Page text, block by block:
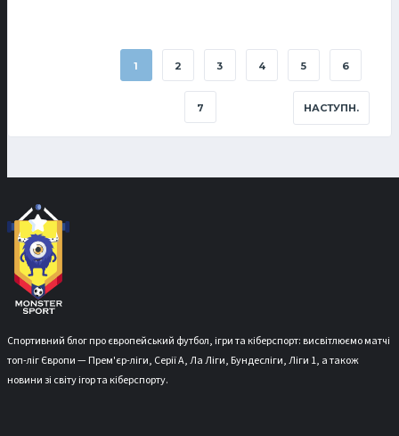
1 2 3 4 5 6
7 НАСТУПН.
Спортивний блог про європейський футбол, ігри та кіберспорт: висвітлюємо матчі
топ-ліг Європи — Прем'єр-ліги, Серії А, Ла Ліги, Бундесліги, Ліги 1, а також
новини зі світу ігор та кіберспорту.